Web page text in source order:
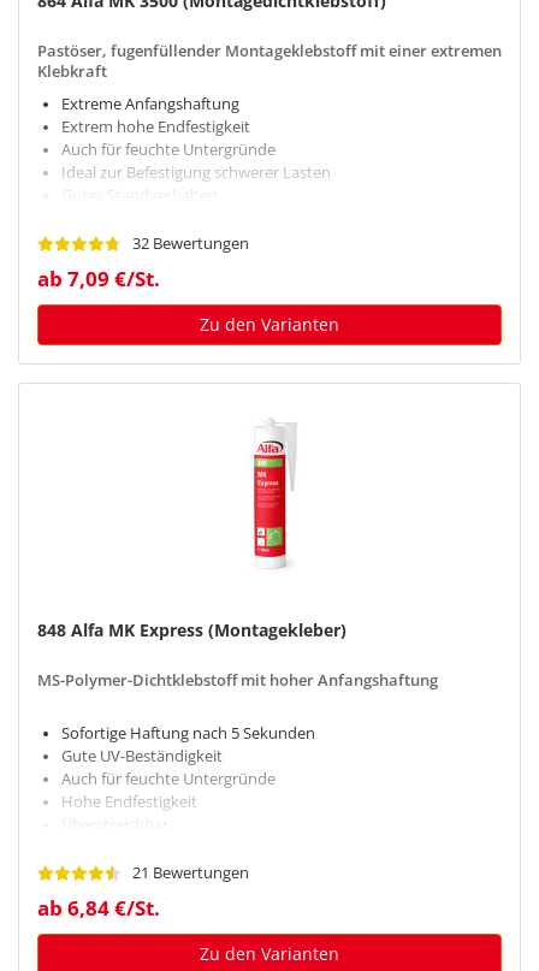
Pastöser, fugenfüllender Montageklebstoff mit einer extremen
Klebkraft
Extreme Anfangshaftung
Extrem hohe Endfestigkeit
Auch für feuchte Untergründe
Ideal zur Befestigung schwerer Lasten
Gutes Standverhalten
32 Bewertungen
ab 7,09 €/St.
Zu den Varianten
848 Alfa MK Express (Montagekleber)
MS-Polymer-Dichtklebstoff mit hoher Anfangshaftung
Sofortige Haftung nach 5 Sekunden
Gute UV-Beständigkeit
Auch für feuchte Untergründe
Hohe Endfestigkeit
Überstreichbar
21 Bewertungen
ab 6,84 €/St.
Zu den Varianten